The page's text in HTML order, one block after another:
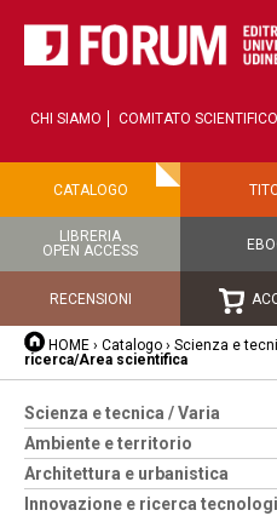
CHI SIAMO COMITATO SCIENTIFICO
CATALOGO
LIBRERIA
OPEN ACCESS
RECENSIONI
HOME › Catalogo › Scienza e
ricerca/Area scientifica
Scienza e tecnica / Varia
Ambiente e territorio
Architettura e urbanistica
Innovazione e ricerca